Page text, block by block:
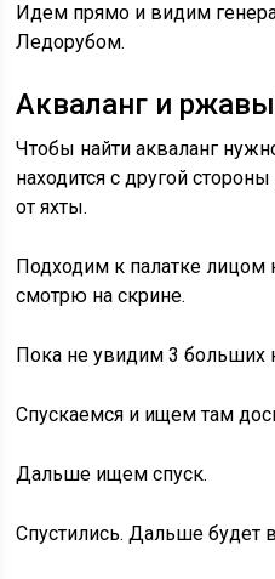
Идем прямо и видим
Ледорубом.
Акваланг и
Чтобы найти акваланг
находится с другой
от яхты.
Подходим к палатке лицом
смотрю на скрине.
Пока не увидим 3 больших
Спускаемся и ищем там
Дальше ищем спуск.
Спустились. Дальше будет